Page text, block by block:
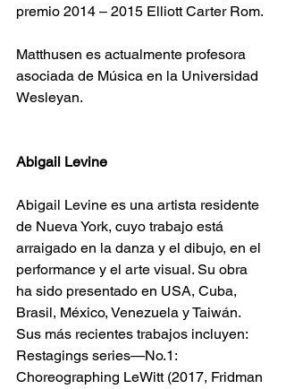
premio 2014 – 2015 Elliott Carter Rom.
Matthusen es actualmente profesora
asociada de Música en la Universidad
Wesleyan.
Abigail Levine
Abigail Levine es una artista residente
de Nueva York, cuyo trabajo está
arraigado en la danza y el dibujo, en el
performance y el arte visual. Su obra
ha sido presentado en USA, Cuba,
Brasil, México, Venezuela y Taiwán.
Sus más recientes trabajos incluyen:
Restagings series—No.1:
Choreographing LeWitt (2017, Fridman